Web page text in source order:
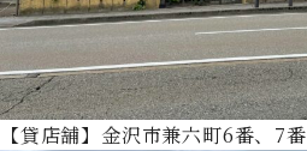
【貸店舗】金沢市兼六町6番、7番